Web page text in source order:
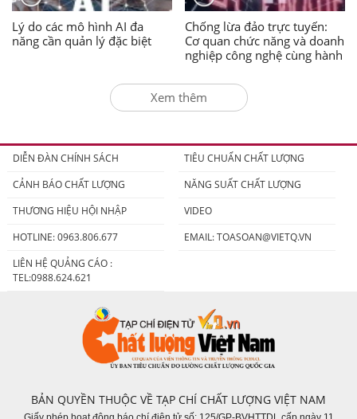
Lý do các mô hình AI đa
năng cần quản lý đặc biệt
Chống lừa đảo trực tuyến:
Cơ quan chức năng và doanh
nghiệp công nghệ cùng hành
Xem thêm
DIỄN ĐÀN CHÍNH SÁCH
TIÊU CHUẨN CHẤT LƯỢNG
CẢNH BÁO CHẤT LƯỢNG
NĂNG SUẤT CHẤT LƯỢNG
THƯƠNG HIỆU HỘI NHẬP
VIDEO
HOTLINE: 0963.806.677
EMAIL:TOASOAN@VIETQ.VN
LIÊN HỆ QUẢNG CÁO :
TEL:0988.624.621
BẢN QUYỀN THUỘC VỀ TẠP CHÍ CHẤT LƯỢNG VIỆT NAM